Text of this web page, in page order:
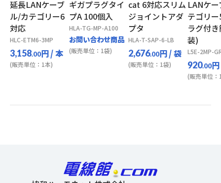
延長LANケーブ
ル/カテゴリー6
対応
HLC-ETM6-3MP
3,158.00円/ 本
(販売単位：1本)
ギガプラグタイ
プA 100個入
HLA-TG-MP-A100
お問い合わせ商品
(販売単位：1袋)
cat 6対応スリム
ジョイントアダ
プタ
HLA-T-SAP-6-LB
2,676.00円/ 袋
(販売単位：1袋)
LANケ
テゴリ
ラグ付
装)
L5E-2MP-
920.00円
(販売単位：